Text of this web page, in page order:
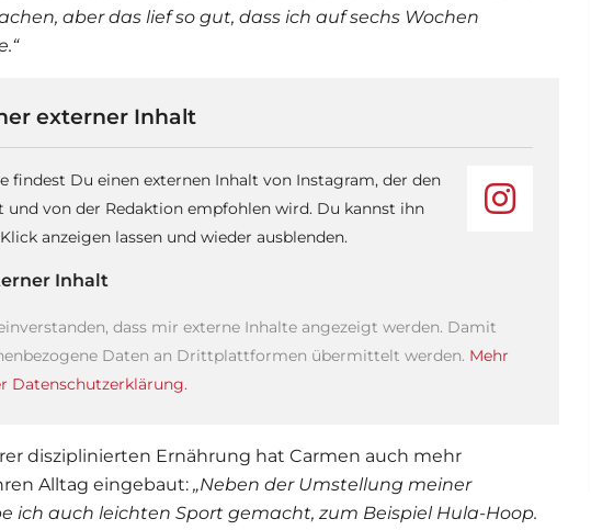
aber das lief so gut, dass ich auf sechs Wochen
externer Inhalt
findest Du einen externen Inhalt von Instagram, der den
und von der Redaktion empfohlen wird. Du kannst ihn
anzeigen lassen und wieder ausblenden.
Inhalt
dass mir externe Inhalte angezeigt werden. Damit
Daten an Drittplattformen übermittelt werden. Mehr
Datenschutzerklärung.
disziplinierten Ernährung hat Carmen auch mehr
Alltag eingebaut: „Neben der Umstellung meiner
ich auch leichten Sport gemacht, zum Beispiel Hula-Hoop.